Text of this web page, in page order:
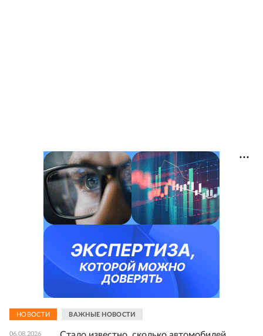
НОВОСТИ ВАЖНЫЕ НОВОСТИ
06.08.2026